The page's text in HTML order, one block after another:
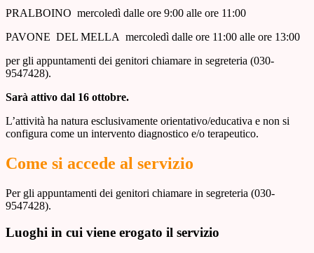
PRALBOINO mercoledì dalle ore 9:00 alle ore 11:00
PAVONE DEL MELLA mercoledì dalle ore 11:00 alle ore 13:00
per gli appuntamenti dei genitori chiamare in segreteria (030-
9547428).
Sarà attivo dal 16 ottobre.
L’attività ha natura esclusivamente orientativo/educativa e non si
configura come un intervento diagnostico e/o terapeutico.
Come si accede al servizio
Per gli appuntamenti dei genitori chiamare in segreteria (030-
9547428).
Luoghi in cui viene erogato il servizio